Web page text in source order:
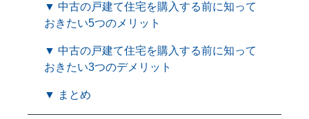
▼ 中古の戸建て住宅を購入する前に知って
おきたい5つのメリット
▼ 中古の戸建て住宅を購入する前に知って
おきたい3つのデメリット
▼ まとめ